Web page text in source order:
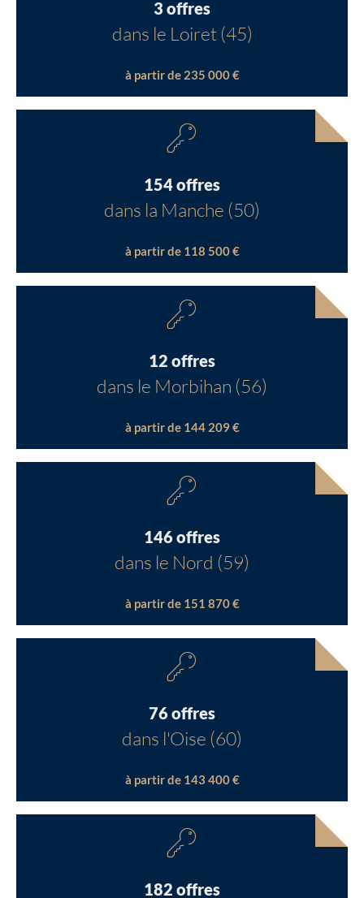
3 offres
dans le Loiret (45)
à partir de 235 000 €
154 offres
dans la Manche (50)
à partir de 118 500 €
12 offres
dans le Morbihan (56)
à partir de 144 209 €
146 offres
dans le Nord (59)
à partir de 151 870 €
76 offres
dans l'Oise (60)
à partir de 143 400 €
182 offres